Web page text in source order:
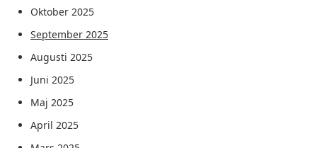
Oktober 2025
September 2025
Augusti 2025
Juni 2025
Maj 2025
April 2025